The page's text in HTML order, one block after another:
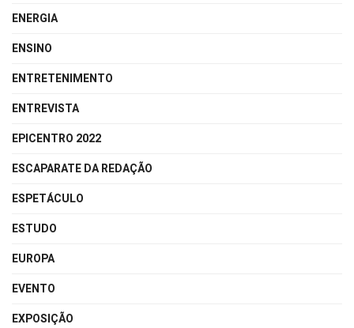
ENERGIA
ENSINO
ENTRETENIMENTO
ENTREVISTA
EPICENTRO 2022
ESCAPARATE DA REDAÇÃO
ESPETÁCULO
ESTUDO
EUROPA
EVENTO
EXPOSIÇÃO